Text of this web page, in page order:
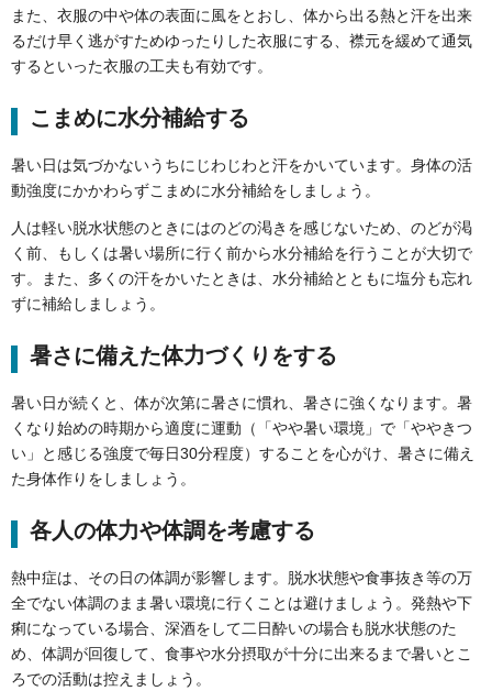
また、衣服の中や体の表面に風をとおし、体から出る熱と汗を出来
るだけ早く逃がすためゆったりした衣服にする、襟元を緩めて通気
するといった衣服の工夫も有効です。
こまめに水分補給する
暑い日は気づかないうちにじわじわと汗をかいています。身体の活
動強度にかかわらずこまめに水分補給をしましょう。
人は軽い脱水状態のときにはのどの渇きを感じないため、のどが渇
く前、もしくは暑い場所に行く前から水分補給を行うことが大切で
す。また、多くの汗をかいたときは、水分補給とともに塩分も忘れ
ずに補給しましょう。
暑さに備えた体力づくりをする
暑い日が続くと、体が次第に暑さに慣れ、暑さに強くなります。暑
くなり始めの時期から適度に運動（「やや暑い環境」で「ややきつ
い」と感じる強度で毎日30分程度）することを心がけ、暑さに備え
た身体作りをしましょう。
各人の体力や体調を考慮する
熱中症は、その日の体調が影響します。脱水状態や食事抜き等の万
全でない体調のまま暑い環境に行くことは避けましょう。発熱や下
痢になっている場合、深酒をして二日酔いの場合も脱水状態のた
め、体調が回復して、食事や水分摂取が十分に出来るまで暑いとこ
ろでの活動は控えましょう。